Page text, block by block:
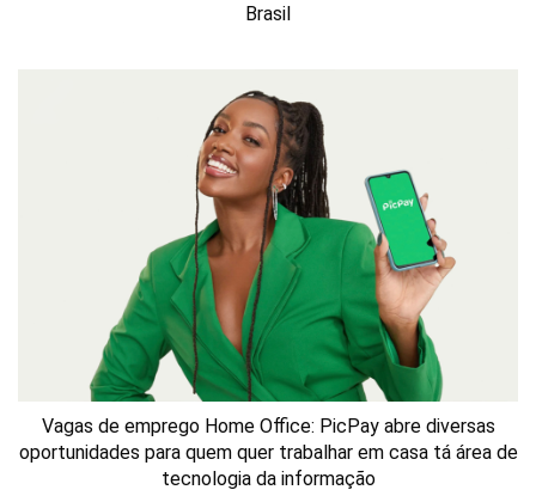
Brasil
Vagas de emprego Home Office: PicPay abre diversas
oportunidades para quem quer trabalhar em casa tá área de
tecnologia da informação